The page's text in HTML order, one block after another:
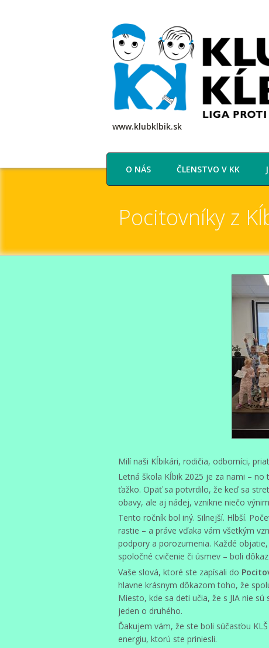
www.klubklbik.sk
O NÁS ČLENSTVO V KK
Pocitovníky z
Milí naši Kĺbikári, rodičia, odborníci,
Letná škola Kĺbik 2025 je za nami –
ťažko. Opäť sa potvrdilo, že keď sa
obavy, ale aj nádej, vznikne niečo
Tento ročník bol iný. Silnejší. Hlbší.
rastie – a práve vďaka vám všetkým
podpory a porozumenia. Každé
spoločné cvičenie či úsmev – boli
Vaše slová, ktoré ste zapísali do
hlavne krásnym dôkazom toho, že
Miesto, kde sa deti učia, že s JIA nie
jeden o druhého.
Ďakujem vám, že ste boli súčasťou
energiu, ktorú ste priniesli.